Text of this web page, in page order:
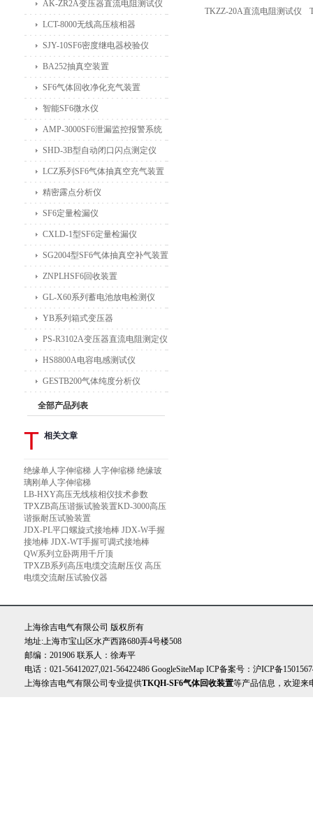
TKZZ-20A直流电阻测试仪
AK-ZR2A变压器直流电阻测试仪
LCT-8000无线高压核相器
SJY-10SF6密度继电器校验仪
BA252抽真空装置
SF6气体回收净化充气装置
智能SF6微水仪
AMP-3000SF6泄漏监控报警系统
SHD-3B型自动闭口闪点测定仪
LCZ系列SF6气体抽真空充气装置
精密露点分析仪
SF6定量检漏仪
CXLD-1型SF6定量检漏仪
SG2004型SF6气体抽真空补气装置
ZNPLHSF6回收装置
GL-X60系列蓄电池放电检测仪
YB系列箱式变压器
PS-R3102A变压器直流电阻测定仪
HS8800A电容电感测试仪
GESTB200气体纯度分析仪
全部产品列表
T 相关文章
绝缘单人字伸缩梯 人字伸缩梯 绝缘玻
璃刚单人字伸缩梯
LB-HXY高压无线核相仪技术参数
TPXZB高压谐振试验装置KD-3000高压
谐振耐压试验装置
JDX-PL平口螺旋式接地棒 JDX-W手握
接地棒 JDX-WT手握可调式接地棒
QW系列立卧两用千斤顶
TPXZB系列高压电缆交流耐压仪 高压
电缆交流耐压试验仪器
上海徐吉电气有限公司 版权所有
地址:上海市宝山区水产西路680弄4号楼508
邮编：201906 联系人：徐寿平
电话：021-56412027,021-56422486 GoogleSiteMap ICP备案号： 沪ICP备
上海徐吉电气有限公司专业提供TKQH-SF6气体回收装置等产品信息，欢迎来